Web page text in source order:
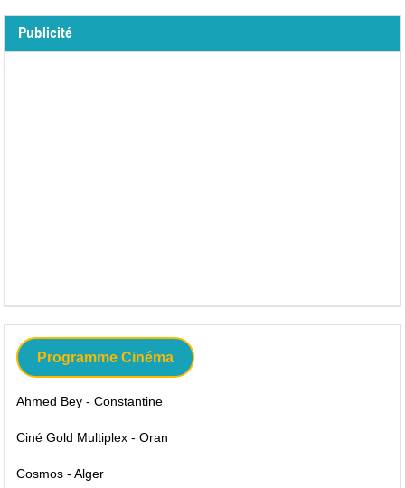
Publicité
Programme Cinéma
Ahmed Bey - Constantine
Ciné Gold Multiplex - Oran
Cosmos - Alger